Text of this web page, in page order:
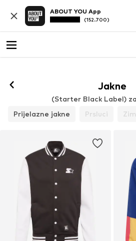
ABOUT YOU App
(152.700)
Jakne
(Starter Black Label)
Prijelazne jakne
Prsluci